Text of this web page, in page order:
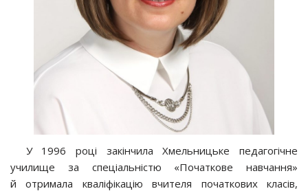
У 1996 році закінчила Хмельницьке педагогічне
училище за спеціальністю «Початкове навчання»
й отримала кваліфікацію вчителя початкових класів,